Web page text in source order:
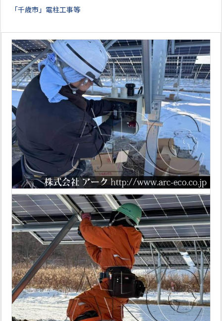
「千歳市」電柱工事等